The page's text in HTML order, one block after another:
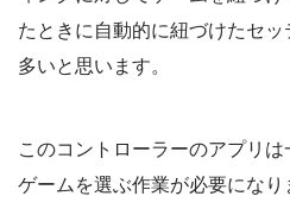
たときに自動的に紐づけたセ
多いと思います。
このコントローラーのアプリ
ゲームを選ぶ作業が必要になり